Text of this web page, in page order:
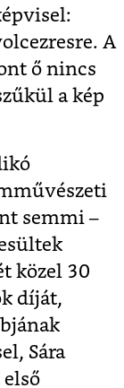
A
ő nincs
a kép
semmi –
közel 30
díját,
Sára
első